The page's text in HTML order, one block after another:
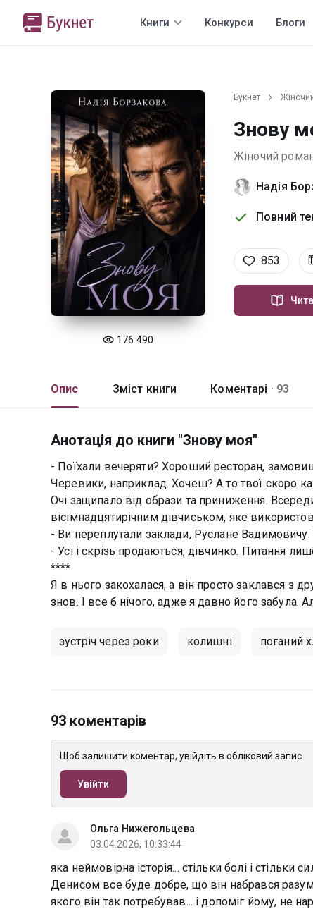
Книги Конкурси Блоги
176 490
Букнет
Знову
Жіночий
Надія
Повний
853
Опис Зміст книги Коментарі · 93
Анотація до книги "Знову моя"
- Поїхали вечеряти? Хороший ресторан,
Черевики, наприклад. Хочеш? А то твої скоро
Очі защипало від образи та приниження.
вісімнадцятирічним дівчиськом, яке
- Ви переплутали заклади, Руслане Вадимовичу.
- Усі і скрізь продаються, дівчинко. Питання
****
Я в нього закохалася, а він просто заклався з
знов. І все б нічого, адже я давно його забула.
зустріч через роки колишні поганий
93 коментарів
Щоб залишити коментар, увійдіть в обліковий запис
Увійти
Ольга Нижегольцева
03.04.2026, 10:33:44
яка неймовірна історія... стільки болі і
Денисом все буде добре, що він набрався
якого він так потребував... і допоміг йому, не